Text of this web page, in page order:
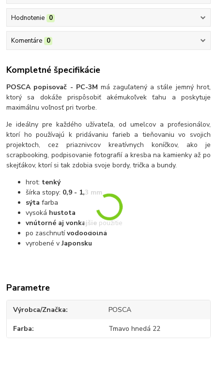
Hodnotenie 0
Komentáre 0
Kompletné špecifikácie
POSCA popisovač - PC-3M má zaguľatený a stále jemný hrot,
ktorý sa dokáže prispôsobiť akémukoľvek ťahu a poskytuje
maximálnu voľnosť pri tvorbe.
Je ideálny pre každého užívateľa, od umelcov a profesionálov,
ktorí ho používajú k pridávaniu farieb a tieňovaniu vo svojich
projektoch, cez priaznivcov kreatívnych koníčkov, ako je
scrapbooking, podpisovanie fotografií a kresba na kamienky až po
skejťákov, ktorí si tak zdobia svoje bordy, trička a bundy.
hrot: tenký
šírka stopy: 0,9 - 1,3 mm
sýtafarba
vysoká hustota
vnútorné aj vonkajšie použitie
po zaschnutívodoodolná
vyrobené vJaponsku
Parametre
Výrobca/Značka POSCA
Farba Tmavo hnedá 22